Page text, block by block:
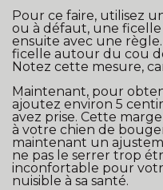
Pour ce faire, utilisez
ou à défaut, une
ensuite avec une
ficelle autour du cou
Notez cette mesure,
Maintenant, pour
ajoutez environ 5
avez prise. Cette
à votre chien de
maintenant un
ne pas le serrer trop
inconfortable pour
nuisible à sa santé.